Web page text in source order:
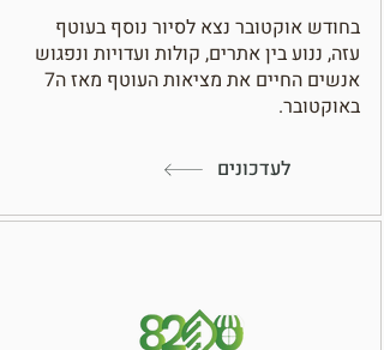
בחודש אוקטובר נצא לסיור נוסף בעוטף
עזה, ננוע בין אתרים, קולות ועדויות ונפגוש
אנשים החיים את מציאות העוטף מאז ה7
באוקטובר.
לעדכונים